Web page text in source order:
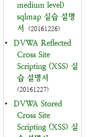
medium level)
sqlmap 실습 설명
서
(20161226)
•
DVWA Reflected
Cross Site
Scripting (XSS) 실
습 설명서
(20161227)
•
DVWA Stored
Cross Site
Scripting (XSS) 실